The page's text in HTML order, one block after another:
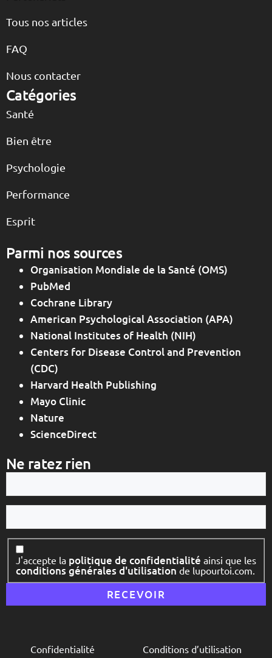
Tous nos articles
FAQ
Nous contacter
Catégories
Santé
Bien être
Psychologie
Performance
Esprit
Parmi nos sources
Organisation Mondiale de la Santé (OMS)
PubMed
Cochrane Library
American Psychological Association (APA)
National Institutes of Health (NIH)
Centers for Disease Control and Prevention
(CDC)
Harvard Health Publishing
Mayo Clinic
Nature
ScienceDirect
Ne ratez rien
Votre
mail
Votre
Consentement
J'accepte la politique de confidentialité ainsi que les
conditions générales d'utilisation de lupourtoi.com.
Confidentialité Conditions d’utilisation